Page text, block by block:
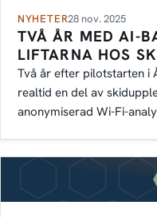
NYHETER28 nov. 2025
TVÅ ÅR MED AI-
LIFTARNA HOS
Två år efter pilotstarten i
realtid en del av
anonymiserad Wi-Fi-